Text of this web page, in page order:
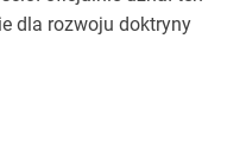
dla rozwoju doktryny